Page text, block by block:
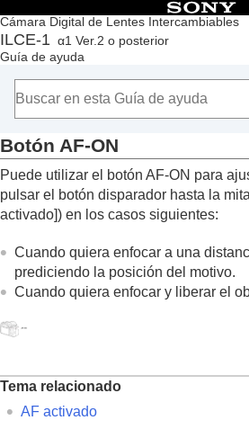
Cámara Digital de Lentes Intercambiables
ILCE-1 α1 Ver.2 o posterior
Guía de ayuda
Contenido
Principio
Cómo utilizar la “Guía de ayuda”
Comprobación de la cámara y los
Operaciones básicas
Panel táctil
Iconos de función táctil
Rueda de control
Multiselector
Dial de modo de enfoque
Dial de modo de manejo
Botón MENU
Botón Borrar
Botón AEL
Botón AF-ON
Puede utilizar el botón AF-ON para
pulsar el botón disparador hasta la
activado]) en los casos siguientes:
Cuando quiera enfocar a una
prediciendo la posición del motivo.
Cuando quiera enfocar y liberar el
Tema relacionado
AF activado